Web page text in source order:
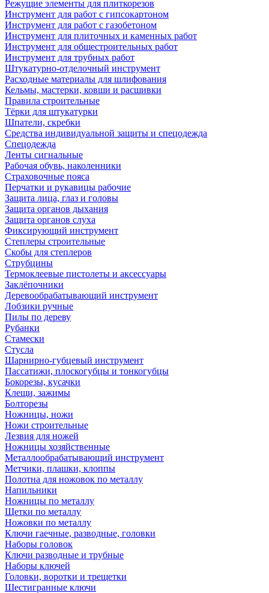
Режущие элементы для плиткорезов
Инструмент для работ с гипсокартоном
Инструмент для работ с газобетоном
Инструмент для плиточных и каменных работ
Инструмент для общестроительных работ
Инструмент для трубных работ
Штукатурно-отделочный инструмент
Расходные материалы для шлифования
Кельмы, мастерки, ковши и расшивки
Правила строительные
Тёрки для штукатурки
Шпатели, скребки
Средства индивидуальной защиты и спецодежда
Спецодежда
Ленты сигнальные
Рабочая обувь, наколенники
Страховочные пояса
Перчатки и рукавицы рабочие
Защита лица, глаз и головы
Защита органов дыхания
Защита органов слуха
Фиксирующий инструмент
Степлеры строительные
Скобы для степлеров
Струбцины
Термоклеевые пистолеты и аксессуары
Заклёпочники
Деревообрабатывающий инструмент
Лобзики ручные
Пилы по дереву
Рубанки
Стамески
Стусла
Шарнирно-губцевый инструмент
Пассатижи, плоскогубцы и тонкогубцы
Бокорезы, кусачки
Клещи, зажимы
Болторезы
Ножницы, ножи
Ножи строительные
Лезвия для ножей
Ножницы хозяйственные
Металлообрабатывающий инструмент
Метчики, плашки, клоппы
Полотна для ножовок по металлу
Напильники
Ножницы по металлу
Щетки по металлу
Ножовки по металлу
Ключи гаечные, разводные, головки
Наборы головок
Ключи разводные и трубные
Наборы ключей
Головки, воротки и трещетки
Шестигранные ключи